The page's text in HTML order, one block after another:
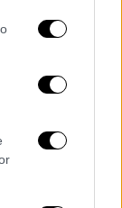
να
απόφαση
των
μετά
της